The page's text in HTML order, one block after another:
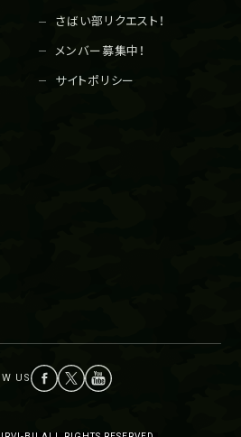
さばい部リクエスト！
メンバー募集中！
サイトポリシー